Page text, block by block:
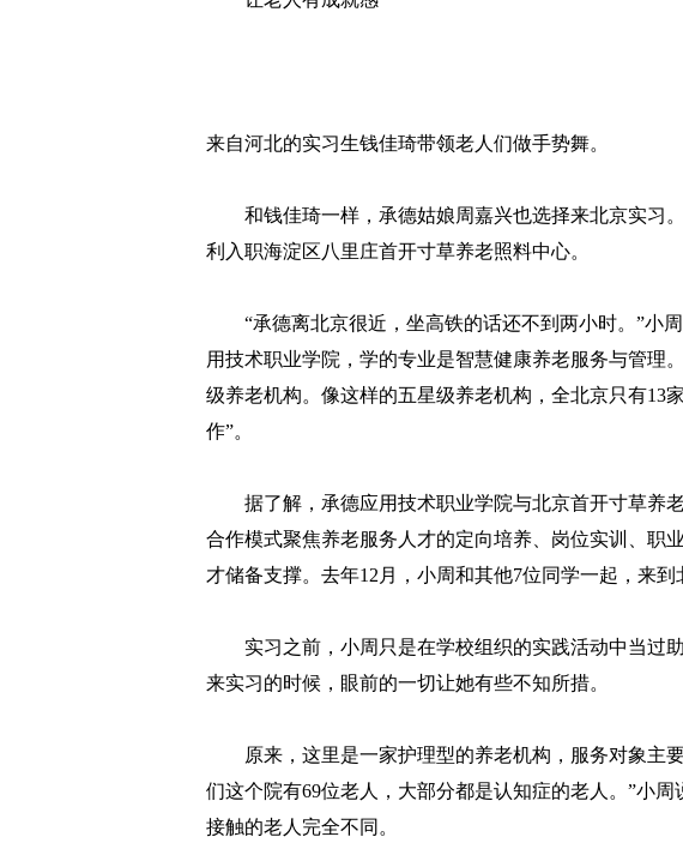
来自河北的实习生钱佳琦带领老人们做手势舞。
和钱佳琦一样，承德姑娘周嘉兴也选择来北京实习。
利入职海淀区八里庄首开寸草养老照料中心。
“承德离北京很近，坐高铁的话还不到两小时。”小
用技术职业学院，学的专业是智慧健康养老服务与管理
级养老机构。像这样的五星级养老机构，全北京只有13
作”。
据了解，承德应用技术职业学院与北京首开寸草养
合作模式聚焦养老服务人才的定向培养、岗位实训、职
才储备支撑。去年12月，小周和其他7位同学一起，来到
实习之前，小周只是在学校组织的实践活动中当过助
来实习的时候，眼前的一切让她有些不知所措。
原来，这里是一家护理型的养老机构，服务对象主
们这个院有69位老人，大部分都是认知症的老人。”小
接触的老人完全不同。